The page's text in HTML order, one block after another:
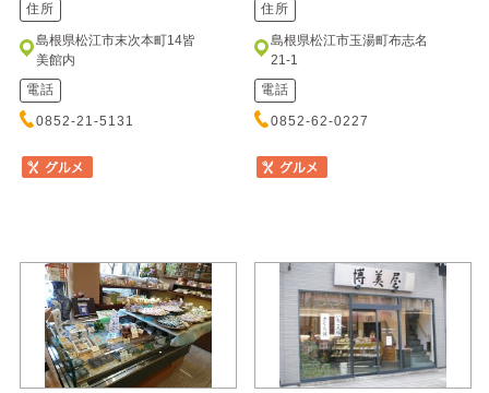
住所
島根県松江市末次本町14皆
美館内
電話
0852-21-5131
住所
島根県松江市玉湯町布志名
21-1
電話
0852-62-0227